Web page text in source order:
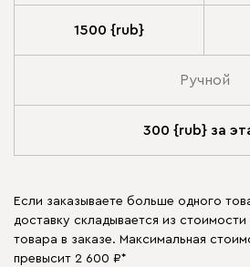
1500 {rub}
Ручной
300 {rub} за
Если заказываете больше одного
доставку складывается из
товара в заказе. Максимальная
превысит 2 600 ₽*